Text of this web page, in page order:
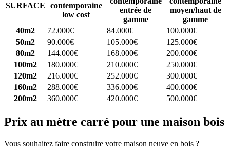
SURFACE
contemporaine
low cost
entrée de
gamme
moyen/haut de
gamme
40m2
72.000€ 84.000€
100.000€
50m2
90.000€ 105.000€
125.000€
80m2
144.000€ 168.000€
200.000€
100m2
180.000€ 210.000€
250.000€
120m2
216.000€ 252.000€
300.000€
160m2
288.000€ 336.000€
400.000€
200m2
360.000€ 420.000€ 500.000€
Prix au mètre carré pour une maison bois
Vous souhaitez faire construire votre maison neuve en bois ?